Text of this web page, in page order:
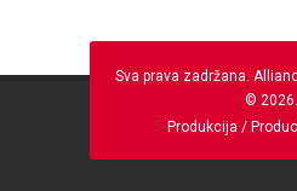
Sva prava zadržana.
© 2026.
Produkcija /